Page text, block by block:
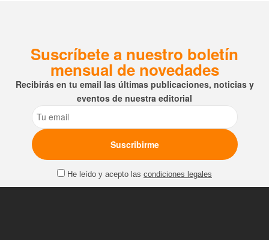
Suscríbete a nuestro boletín
mensual de novedades
Recibirás en tu email las últimas publicaciones, noticias y
eventos de nuestra editorial
Email
He leído y acepto las condiciones legales